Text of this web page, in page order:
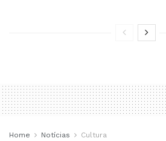
Home Notícias Cultura